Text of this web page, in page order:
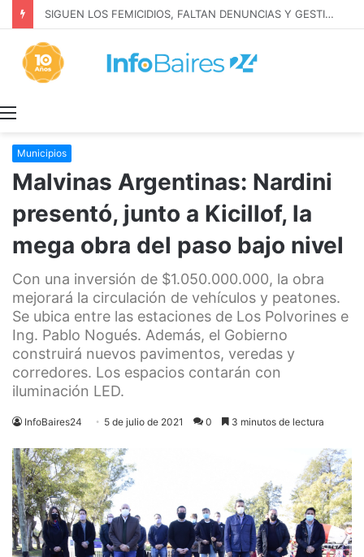
SIGUEN LOS FEMICIDIOS, FALTAN DENUNCIAS Y GESTION: MILEI NIEGA LA REALIDAD
Municipios
Malvinas Argentinas: Nardini
presentó, junto a Kicillof, la
mega obra del paso bajo nivel
Con una inversión de $1.050.000.000, la obra
mejorará la circulación de vehículos y peatones.
Se ubica entre las estaciones de Los Polvorines e
Ing. Pablo Nogués. Además, el Gobierno
construirá nuevos pavimentos, veredas y
corredores. Los espacios contarán con
iluminación LED.
InfoBaires24 5 de julio de 2021 0 3 minutos de lectura